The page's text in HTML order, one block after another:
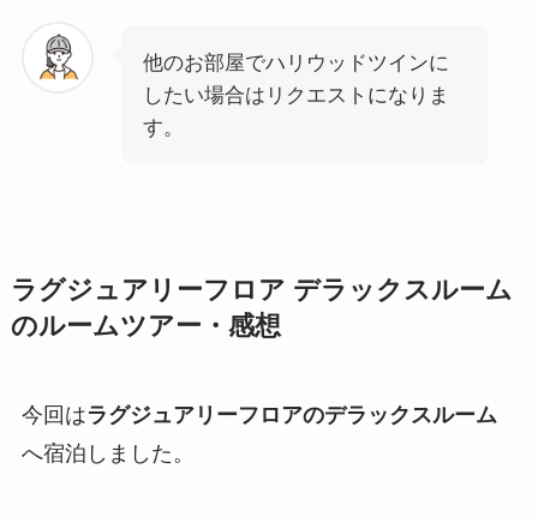
他のお部屋でハリウッドツインに
したい場合はリクエストになりま
す。
ラグジュアリーフロア デラックスルーム
のルームツアー・感想
今回はラグジュアリーフロアのデラックスルーム
へ宿泊しました。